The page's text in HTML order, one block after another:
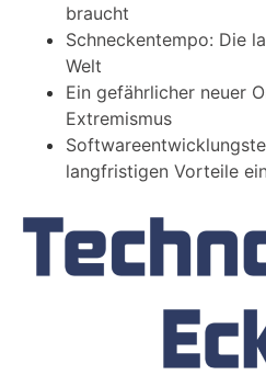
braucht
Schneckentempo: Die
Welt
Ein gefährlicher neuer
Extremismus
langfristigen Vorteile